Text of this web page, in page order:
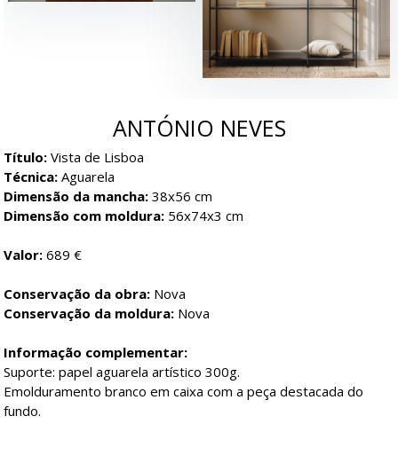
ANTÓNIO NEVES
Título:Vista de Lisboa
Técnica:Aguarela
Dimensão da mancha:38x56 cm
Dimensão com moldura: 56x74x3 cm
Valor:689 €
Conservação da obra: Nova
Conservação da moldura: Nova
Informação complementar:
Suporte: papel aguarela artístico 300g.
Emolduramento branco em caixa com a peça destacada do
fundo.